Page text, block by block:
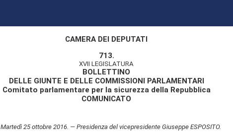
CAMERA DEI DEPUTATI
713.
XVII LEGISLATURA
BOLLETTINO
DELLE GIUNTE E DELLE COMMISSIONI PARLAMENTARI
Comitato parlamentare per la sicurezza della Repubblica
COMUNICATO
Martedì 25 ottobre 2016. — Presidenza del vicepresidente Giuseppe ESPOSITO.